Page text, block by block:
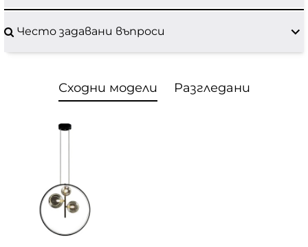
Често задавани въпроси
Сходни модели Разгледани